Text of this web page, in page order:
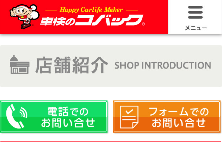
HOME
お問い合わ
車検サービ
安さの構造
車検のコバック」十和田店